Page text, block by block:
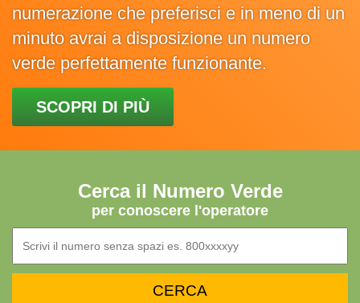
numerazione che preferisci e in meno di un
minuto avrai a disposizione un numero
verde perfettamente funzionante.
SCOPRI DI PIÙ
Cerca il Numero Verde
per conoscere l'operatore